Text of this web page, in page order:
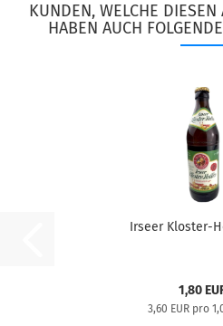
KUNDEN, WELCHE DIESEN
HABEN AUCH
Irseer Kloster-
1,80
3,60 EUR pro